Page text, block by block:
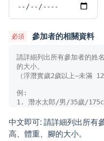
參加者的相關資料
中文即可: 請詳細列出所有
高、體重、腳的大小。